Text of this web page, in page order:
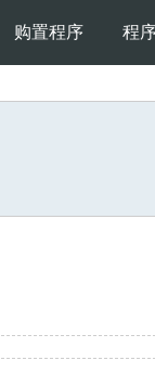
购置程序 程